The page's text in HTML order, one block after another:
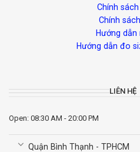
Chính
Chính
Hướng
Hướng dẫn đo
LIÊN HỆ
Open: 08:30 AM - 20:00 PM
Quận Bình Thạnh - TPHCM